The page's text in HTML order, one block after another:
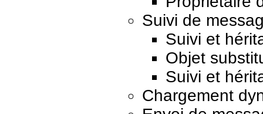
Suivi de
Suivi et
Objet
Suivi et
Chargement